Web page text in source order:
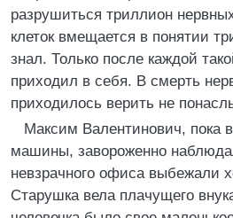
разрушиться триллион
клеток вмещается в понятии
знал. Только после каждой
приходил в себя. В смерть
приходилось верить не
Максим Валентинович, пока
машины, завороженно
невзрачного офиса выбежали
Старушка вела плачущего